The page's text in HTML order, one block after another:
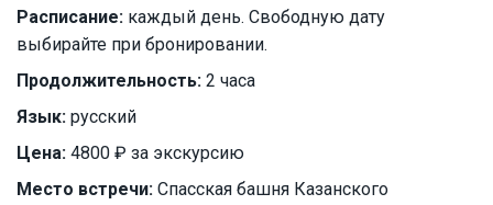
Расписание: каждый день. Свободную дату
выбирайте при бронировании.
Продолжительность: 2 часа
Язык: русский
Цена: 4800 ₽ за экскурсию
Место встречи: Спасская башня Казанского